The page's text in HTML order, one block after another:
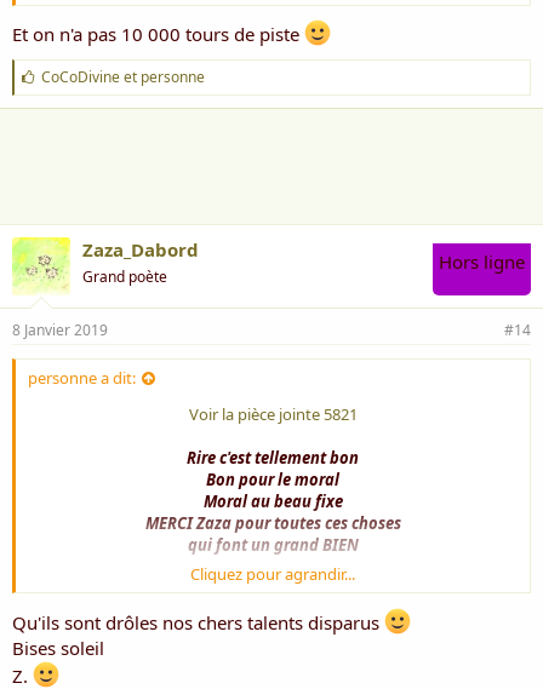
Et on n'a pas 10 000 tours de piste
J
'
a
CoCoDivineet personne
Zaza_Dabord
Grand poète
Hors ligne
8 Janvier 2019 #14
personne a dit:
Voir la pièce jointe 5821
Rire c'est tellement bon
Bon pour le moral
Moral au beau fixe
MERCI Zaza pour toutes ces choses
qui font un grand BIEN
Voir la pièce jointe 5822
Belle soirée
Cliquez pour agrandir...
Qu'ils sont drôles nos chers talents disparus
Bises soleil
Z.